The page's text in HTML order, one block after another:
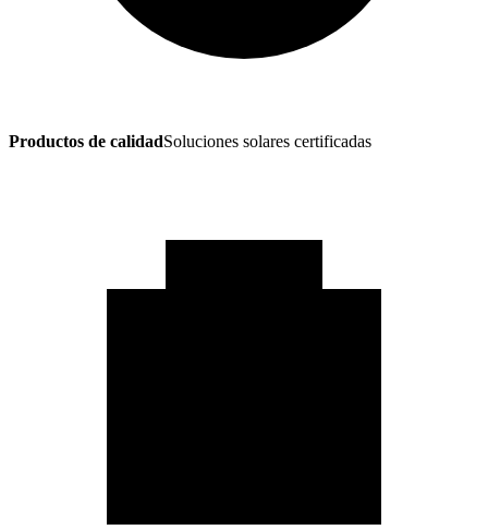
Productos de calidadSoluciones solares certificadas